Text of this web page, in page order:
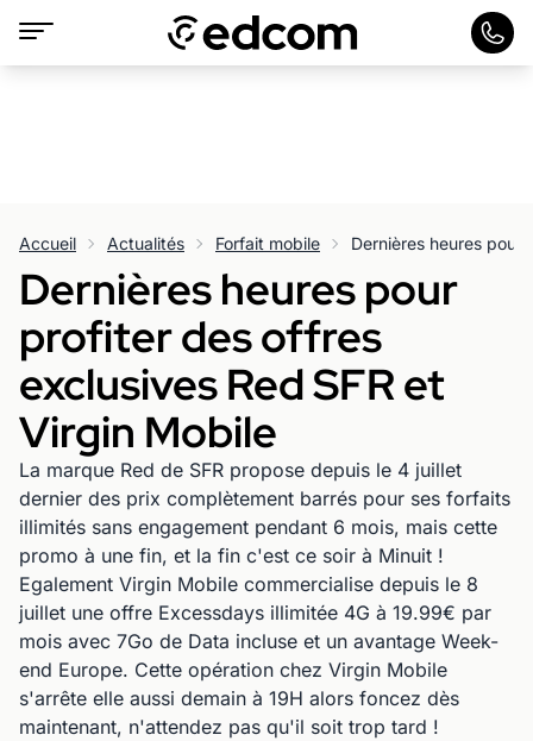
Accueil Actualités Forfait mobile
Dernières heures pour
profiter des offres
exclusives Red SFR et
Virgin Mobile
La marque Red de SFR propose depuis le 4 juillet
dernier des prix complètement barrés pour ses forfaits
illimités sans engagement pendant 6 mois, mais cette
promo à une fin, et la fin c'est ce soir à Minuit !
Egalement Virgin Mobile commercialise depuis le 8
juillet une offre Excessdays illimitée 4G à 19.99€ par
mois avec 7Go de Data incluse et un avantage Week-
end Europe. Cette opération chez Virgin Mobile
s'arrête elle aussi demain à 19H alors foncez dès
maintenant, n'attendez pas qu'il soit trop tard !